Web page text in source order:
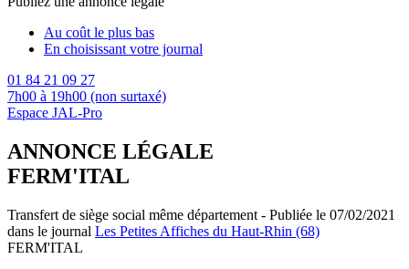
Au coût le plus bas
En choisissant votre journal
01 84 21 09 27
7h00 à 19h00 (non surtaxé)
Espace JAL-Pro
ANNONCE LÉGALE
FERM'ITAL
Transfert de siège social même département - Publiée le 07/02/2021
dans le journal Les Petites Affiches du Haut-Rhin (68)
FERM'ITAL